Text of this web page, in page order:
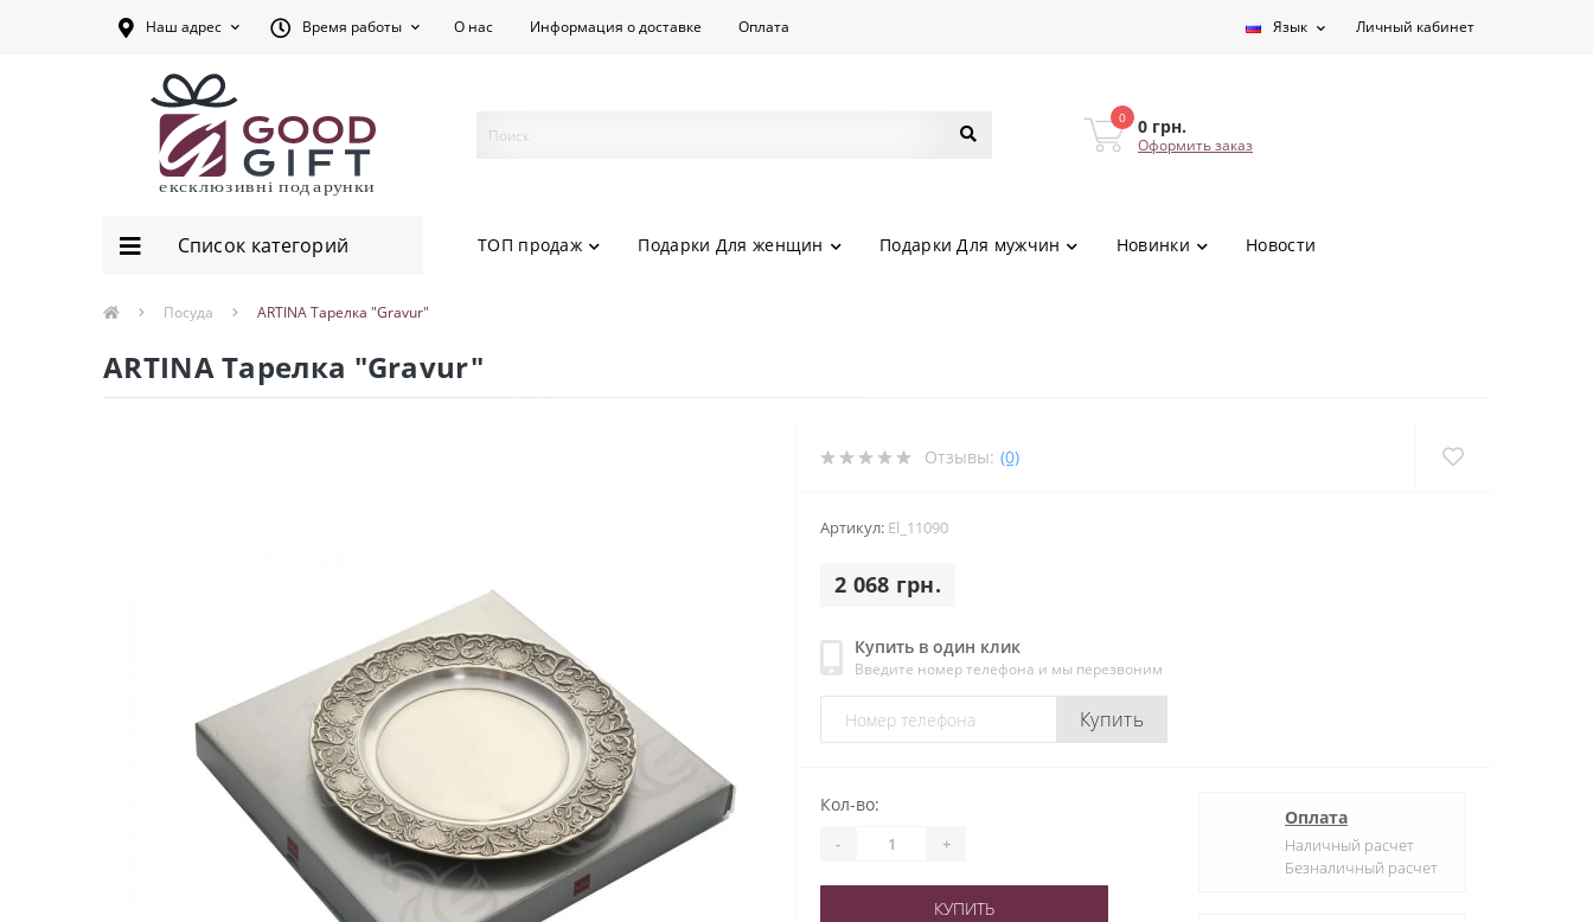
Наш адрес Время работы О нас Информация о доставке Оплата Язык Личный кабинет
0 0 грн.
Оформить заказ
Список категорий ТОП продаж Подарки Для женщин Подарки Для мужчин Новинки Новости
Посуда ARTINA Тарелка "Gravur"
ARTINA Тарелка "Gravur"
Отзывы: (0)
Артикул: El_11090
2 068 грн.
Купить в один клик
Введите номер телефона и мы перезвоним
Купить
Кол-во:
- +
КУПИТЬ
Оплата
Наличный расчет
Безналичный расчет